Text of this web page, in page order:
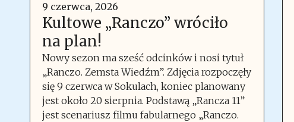
9 czerwca, 2026
Kultowe „Ranczo” wróciło
na plan!
Nowy sezon ma sześć odcinków i nosi tytuł
„Ranczo. Zemsta Wiedźm”. Zdjęcia rozpoczęły
się 9 czerwca w Sokulach, koniec planowany
jest około 20 sierpnia. Podstawą „Rancza 11”
jest scenariusz filmu fabularnego „Ranczo.